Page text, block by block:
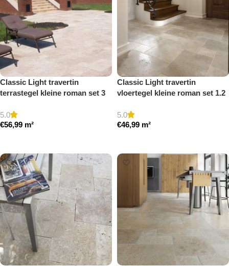
Classic Light travertin
terrastegel kleine roman set 3
5.0
€56,99 m²
Classic Light travertin
vloertegel kleine roman set 1.2
5.0
€46,99 m²